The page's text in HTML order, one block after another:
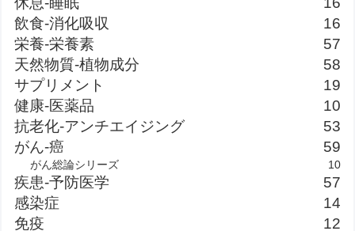
飲食-消化吸収
16
栄養-栄養素
57
天然物質-植物成分
58
サプリメント
19
健康-医薬品
10
抗老化-アンチエイジング
53
がん-癌
59
がん総論シリーズ 10
疾患-予防医学
57
感染症
14
免疫
12